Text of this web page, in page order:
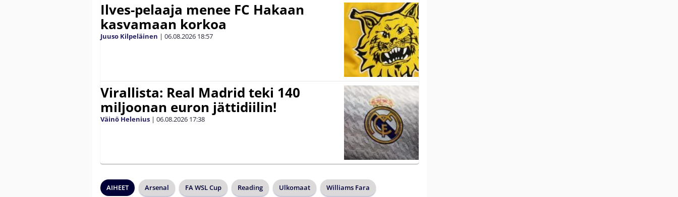
Ilves-pelaaja menee FC Hakaan
kasvamaan korkoa
Juuso Kilpeläinen | 06.08.2026 18:57
Virallista: Real Madrid teki 140
miljoonan euron jättidiilin!
Väinö Helenius | 06.08.2026 17:38
AIHEET Arsenal FA WSL Cup Reading Ulkomaat Williams Fara